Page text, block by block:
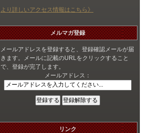
より詳しいアクセス情報はこちら》
メルマガ登録
メールアドレスを登録すると、登録確認メールが届
きます。メールに記載のURLをクリックすること
で、登録が完了します。
メールアドレス：
リンク